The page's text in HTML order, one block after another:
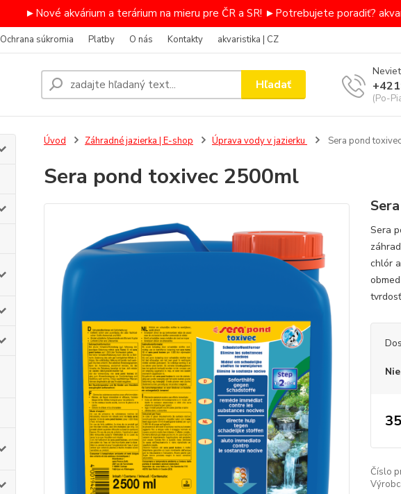
►Nové akvárium a terárium na mieru pre ČR a SR! ►Potrebujete poradiť?
Ochrana súkromia Platby O nás Kontakty akvaristika | CZ
Hľadať
(Po-
Úvod Záhradné jazierka | E-shop Úprava vody v jazierku Sera pond
Sera pond toxivec 2500ml
Sera
chlór
Číslo